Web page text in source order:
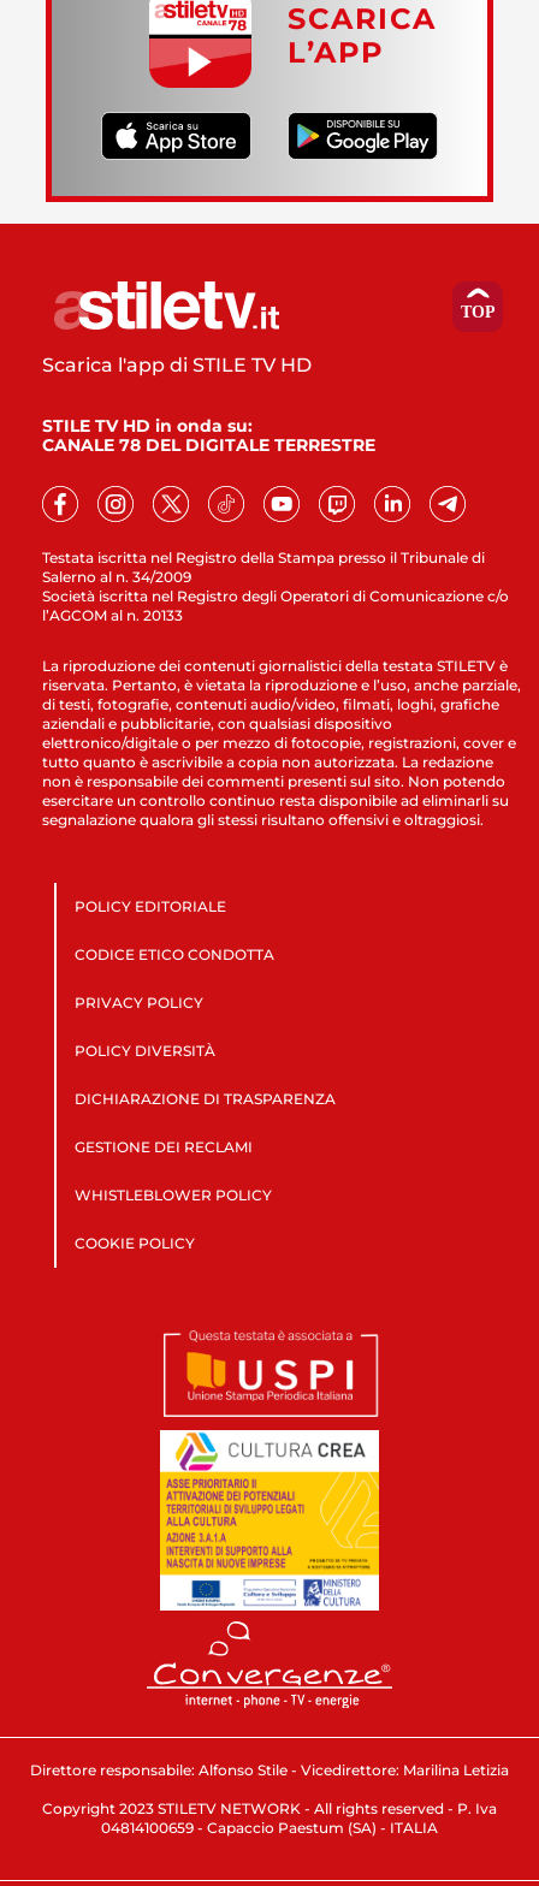
SCARICA
L’APP
Testata iscritta nel Registro della Stampa presso il Tribunale di
Salerno al n. 34/2009
Società iscritta nel Registro degli Operatori di Comunicazione c/o
l’AGCOM al n. 20133
Scarica l'app di STILE TV HD
STILE TV HD in onda su:
CANALE 78 DEL DIGITALE TERRESTRE
La riproduzione dei contenuti giornalistici della testata STILETV è
riservata. Pertanto, è vietata la riproduzione e l’uso, anche parziale,
di testi, fotografie, contenuti audio/video, filmati, loghi, grafiche
aziendali e pubblicitarie, con qualsiasi dispositivo
elettronico/digitale o per mezzo di fotocopie, registrazioni, cover e
tutto quanto è ascrivibile a copia non autorizzata. La redazione
non è responsabile dei commenti presenti sul sito. Non potendo
esercitare un controllo continuo resta disponibile ad eliminarli su
segnalazione qualora gli stessi risultano offensivi e oltraggiosi.
POLICY EDITORIALE
CODICE ETICO CONDOTTA
PRIVACY POLICY
POLICY DIVERSITÀ
DICHIARAZIONE DI TRASPARENZA
GESTIONE DEI RECLAMI
WHISTLEBLOWER POLICY
COOKIE POLICY
Direttore responsabile: Alfonso Stile - Vicedirettore: Marilina Letizia
Copyright 2023 STILETV NETWORK - All rights reserved - P. Iva
04814100659 - Capaccio Paestum (SA) - ITALIA